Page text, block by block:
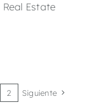
Estate
2 Siguiente